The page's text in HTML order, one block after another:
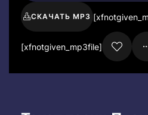
СКАЧАТЬ MP3
[xfnotgiven_mp3file]